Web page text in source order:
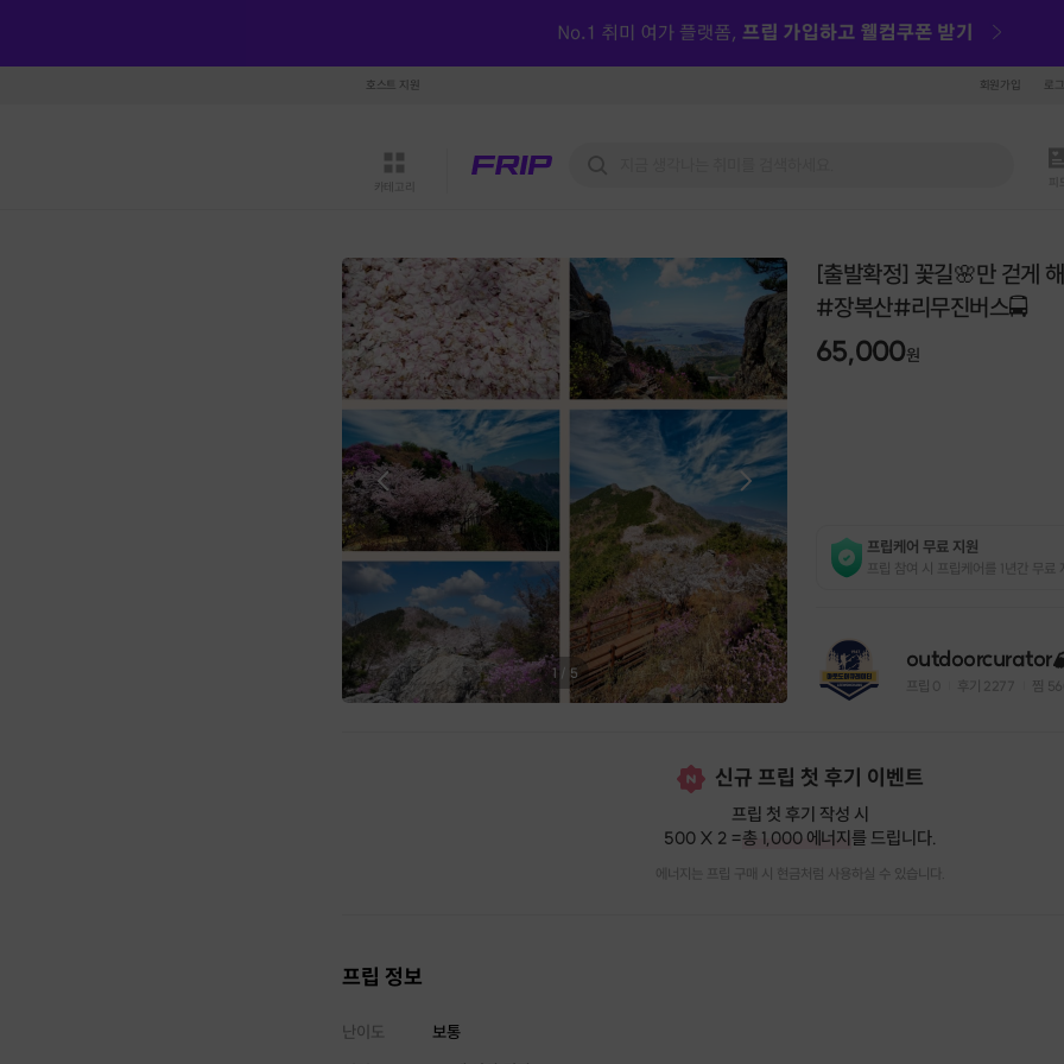
호스트 지원 회원가입 로
카테고리
1/ 5
[출발확정] 꽃길🌸만 걷게
#장복산#리무진버스🚍
65,000원
프립케어 무료 지원
프립 참여 시 프립케어를 1년간 무료
프립 0 후기 2277 찜
신규 프립 첫 후기 이벤트
프립 첫 후기 작성 시
500 X 2 =총 1,000 에너지를 드립니다.
에너지는 프립 구매 시 현금처럼 사용하실 수 있습니다.
프립 정보
난이도
보통